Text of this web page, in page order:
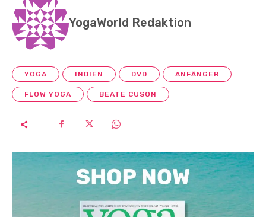
YogaWorld Redaktion
YOGA INDIEN DVD ANFÄNGER
FLOW YOGA BEATE CUSON